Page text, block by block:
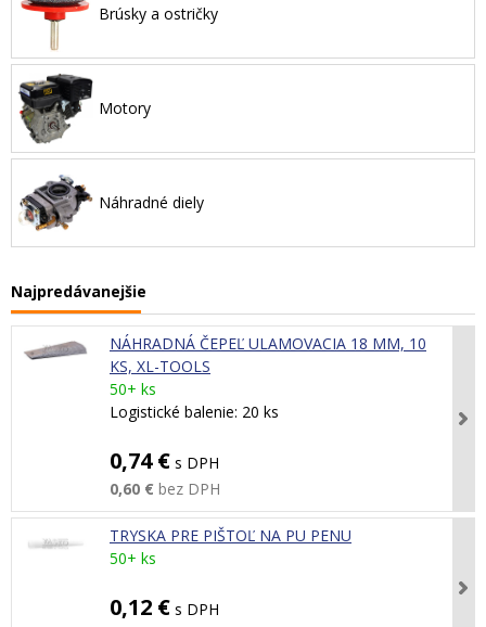
Brúsky a ostričky
Motory
Náhradné diely
Najpredávanejšie
NÁHRADNÁ ČEPEĽ ULAMOVACIA 18 MM, 10
KS, XL-TOOLS
50+ ks
Logistické balenie: 20 ks
0,74 € s DPH
0,60 € bez DPH
TRYSKA PRE PIŠTOĽ NA PU PENU
50+ ks
0,12 € s DPH